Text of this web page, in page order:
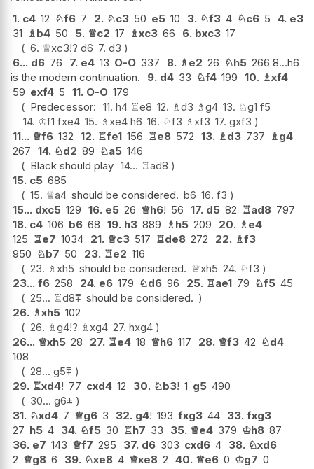
1. c4 12 ♘f6 7 2. ♘c3 50 e5 10 3. ♘f3 4 ♘c6 5 4. e3
31 ♗b4 50 5. ♕c2 17 ♗xc3 66 6. bxc3 17
6. ♕xc3!? d6 7. d3
6... d6 76 7. e4 13 O-O 337 8. ♗e2 26 ♘h5 266 8...h6
is the modern continuation.
9. d4 33 ♘f4 199 10. ♗xf4
59 exf4 5 11. O-O 179
Predecessor: 11. h4 ♖e8 12. ♗d3 ♗g4 13. ♘g1 f5
14. ♔f1 fxe4 15. ♗xe4 h6 16. ♘f3 ♗xf3 17. gxf3
11... ♕f6 132 12. ♖fe1 156 ♖e8 572 13. ♗d3 737 ♗g4
267 14. ♘d2 89 ♘a5 146
Black should play 14... ♖ad8
15. c5 685
15. ♕a4 should be considered. b6 16. f3
15... dxc5 129 16. e5 26 ♕h6! 56 17. d5 82 ♖ad8 797
18. c4 106 b6 68 19. h3 889 ♗h5 209 20. ♗e4
125 ♖e7 1034 21. ♕c3 517 ♖de8 272 22. ♗f3
950 ♘b7 50 23. ♖e2 116
23. ♗xh5 should be considered. ♕xh5 24. ♘f3
23... f6 258 24. e6 179 ♘d6 96 25. ♖ae1 79 ♘f5 45
25... ♖d8⩱ should be considered.
26. ♗xh5 102
26. ♗g4!? ♗xg4 27. hxg4
26... ♕xh5 28 27. ♖e4 18 ♕h6 117 28. ♕f3 42 ♘d4
108
28... g5⩱
29. ♖xd4! 77 cxd4 12 30. ♘b3! 1 g5 490
30... g6±
31. ♘xd4 7 ♕g6 3 32. g4! 193 fxg3 44 33. fxg3
27 h5 4 34. ♘f5 30 ♖h7 33 35. ♕e4 379 ♔h8 87
36. e7 143 ♕f7 295 37. d6 303 cxd6 4 38. ♘xd6
2 ♕g8 6 39. ♘xe8 4 ♕xe8 2 40. ♕e6 0 ♔g7 0